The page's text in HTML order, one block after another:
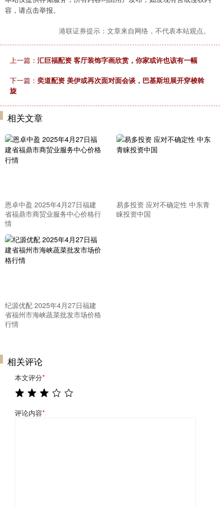
容，请点击举报。
港联证券提示：文章来自网络，不代表本站观点。
上一篇： 汇巨福配资 客厅装饰字画欣赏，你家或许也该有一幅
下一篇： 奕道配资 美伊或再次面对面会谈，巴基斯坦展开穿梭斡
旋
相关文章
恩卓中盈 2025年4月27日福建
省福鼎市商贸业服务中心价格行
情
易多投资 应对不确定性 中东青
睐投资中国
纪源优配 2025年4月27日福建
省福州市海峡蔬菜批发市场价格
行情
相关评论
本文评分*
评论内容*